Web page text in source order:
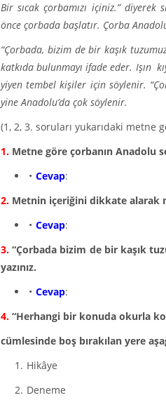
Bir sıcak çorbamızı içiniz.”
önce çorbada başlatır. Çorba
“Çorbada, bizim de bir kaşık
katkıda bulunmayı ifade eder. Işın
yiyen tembel kişiler için söylenir.
yine Anadolu’da çok söylenir.
(1, 2, 3. soruları yukarıdaki metne
1. Metne göre çorbanın Anadolu
Cevap:
2. Metnin içeriğini dikkate alarak
Cevap:
3. “Çorbada bizim de bir kaşık
yazınız.
Cevap:
4. “Herhangi bir konuda okurla
cümlesinde boş bırakılan yere
Hikâye
Deneme